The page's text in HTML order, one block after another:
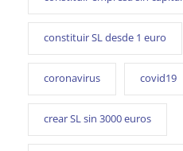
constituir SL desde 1 euro
coronavirus covid19
crear SL sin 3000 euros